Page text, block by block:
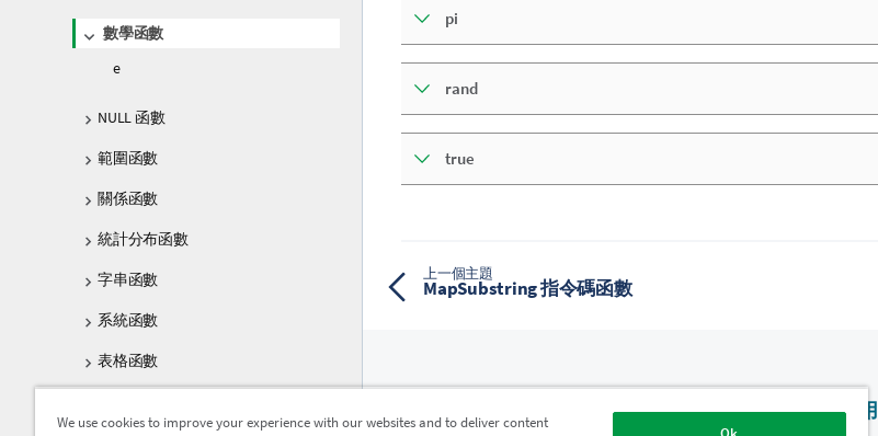
數學函數
e
NULL 函數
範圍函數
關係函數
統計分布函數
字串函數
系統函數
表格函數
pi
rand
true
上一個主題
MapSubstring 指令碼函數
產品
為什麼使用
We use cookies to improve your experience with our websites and to deliver content